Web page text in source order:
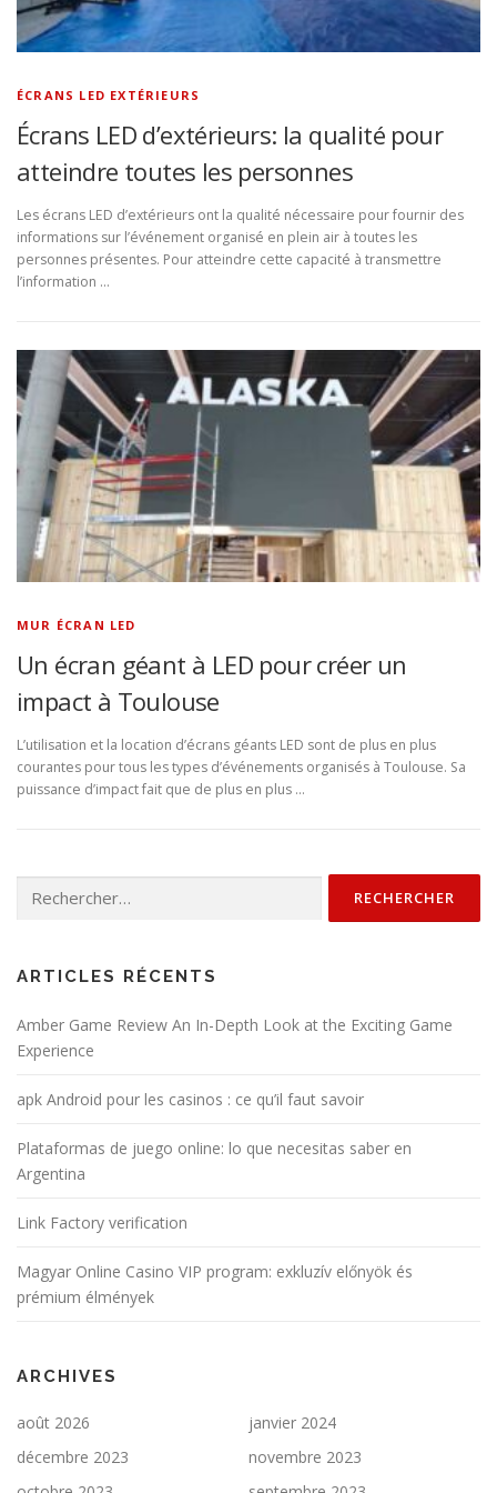
ÉCRANS LED EXTÉRIEURS
Écrans LED d’extérieurs: la qualité pour
atteindre toutes les personnes
Les écrans LED d’extérieurs ont la qualité nécessaire pour fournir des
informations sur l’événement organisé en plein air à toutes les
personnes présentes. Pour atteindre cette capacité à transmettre
l’information …
MUR ÉCRAN LED
Un écran géant à LED pour créer un
impact à Toulouse
L’utilisation et la location d’écrans géants LED sont de plus en plus
courantes pour tous les types d’événements organisés à Toulouse. Sa
puissance d’impact fait que de plus en plus …
ARTICLES RÉCENTS
Amber Game Review An In-Depth Look at the Exciting Game
Experience
apk Android pour les casinos : ce qu’il faut savoir
Plataformas de juego online: lo que necesitas saber en
Argentina
Link Factory verification
Magyar Online Casino VIP program: exkluzív előnyök és
prémium élmények
ARCHIVES
août 2026
janvier 2024
décembre 2023
novembre 2023